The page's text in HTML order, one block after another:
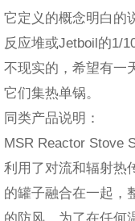
它定义的概念明白的
反应堆或Jetboil的1/
不现实的，希望有一
它们集热单锅。
同类产品说明：
MSR Reactor Stove
利用了对流和辐射热
的罐子融合在一起，
的防风。为了在任何